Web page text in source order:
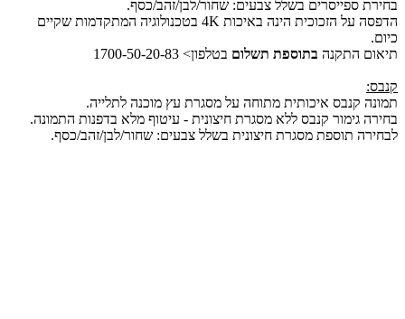
בחירת ספייסרים בשלל צבעים: שחור/לבן/זהב/כסף.
הדפסה על הזכוכית הינה באיכות 4K בטכנולוגיה המתקדמות שקיים
כיום.
תיאום התקנה בתוספת תשלום בטלפון> 1700-50-20-83
קנבס:
תמונה קנבס איכותית מתוחה על מסגרת עץ מוכנה לתלייה.
בחירה גימור קנבס ללא מסגרת חיצונית - עיטוף מלא בדפנות התמונה.
לבחירה תוספת מסגרת חיצונית בשלל צבעים: שחור/לבן/זהב/כסף.